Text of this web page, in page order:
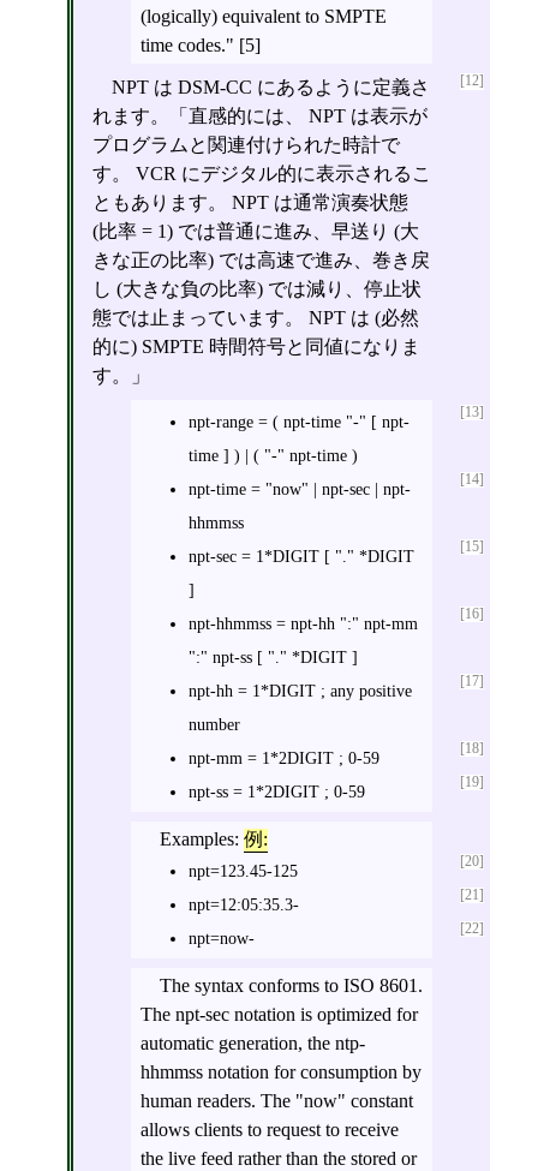
(logically) equivalent to SMPTE
time codes." [5]
[12]
NPT は DSM-CC にあるように定義さ
れます。「直感的には、 NPT は表示が
プログラムと関連付けられた時計で
す。 VCR にデジタル的に表示されるこ
ともあります。 NPT は通常演奏状態
(比率 = 1) では普通に進み、早送り (大
きな正の比率) では高速で進み、巻き戻
し (大きな負の比率) では減り、停止状
態では止まっています。 NPT は (必然
的に) SMPTE 時間符号と同値になりま
す。」
[13]
npt-range = ( npt-time "-" [ npt-
time ] ) | ( "-" npt-time )
[14]
npt-time = "now" | npt-sec | npt-
hhmmss
[15]
npt-sec = 1*DIGIT [ "." *DIGIT
]
[16]
npt-hhmmss = npt-hh ":" npt-mm
":" npt-ss [ "." *DIGIT ]
[17]
npt-hh = 1*DIGIT ; any positive
number
[18]
npt-mm = 1*2DIGIT ; 0-59
[19]
npt-ss = 1*2DIGIT ; 0-59
Examples: 例:
[20]
npt=123.45-125
[21]
npt=12:05:35.3-
[22]
npt=now-
The syntax conforms to ISO 8601.
The npt-sec notation is optimized for
automatic generation, the ntp-
hhmmss notation for consumption by
human readers. The "now" constant
allows clients to request to receive
the live feed rather than the stored or